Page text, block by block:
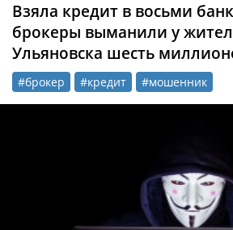
Взяла кредит в восьми
брокеры выманили у
Ульяновска шесть
#брокер #кредит #мошенник